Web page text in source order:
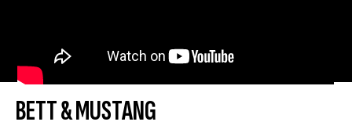
BETT & MUSTANG